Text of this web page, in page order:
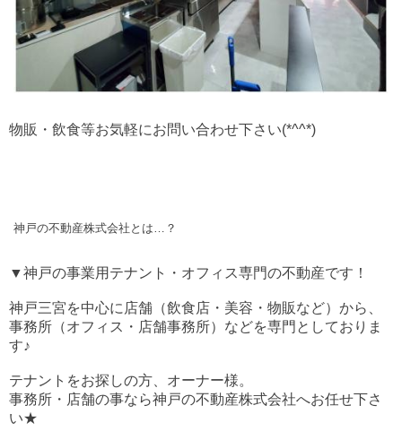
物販・飲食等お気軽にお問い合わせ下さい(*^^*)
神戸の不動産株式会社とは…？
▼神戸の事業用テナント・オフィス専門の不動産です！
神戸三宮を中心に店舗（飲食店・美容・物販など）から、
事務所（オフィス・店舗事務所）などを専門としておりま
す♪
テナントをお探しの方、オーナー様。
事務所・店舗の事なら神戸の不動産株式会社へお任せ下さ
い★